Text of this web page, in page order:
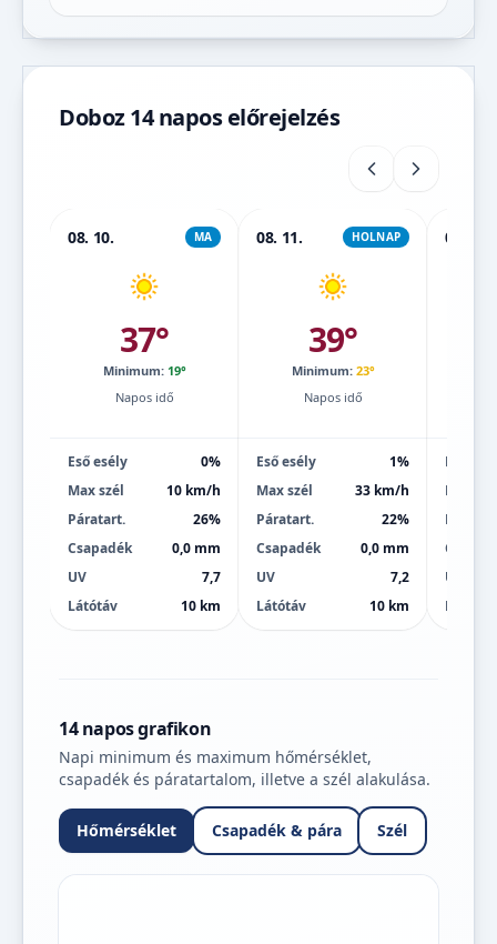
Doboz 14 napos előrejelzés
08. 10. MA
37°
Minimum: 19°
Napos idő
Eső esély
0%
Max szél
10 km/h
Páratart.
26%
Csapadék
0,0 mm
UV
7,7
Látótáv
10 km
08. 11. HOLNAP
39°
Minimum: 23°
Napos idő
Eső esély
1%
Max szél
33 km/h
Páratart.
22%
Csapadék
0,0 mm
UV
7,2
Látótáv
10 km
08. 12.
Eső
Max
UV
Látótáv
14 napos grafikon
Napi minimum és maximum hőmérséklet,
csapadék és páratartalom, illetve a szél alakulása.
Hőmérséklet Csapadék & pára Szél